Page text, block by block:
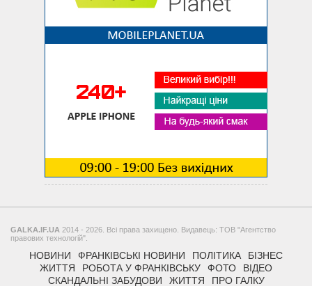
GALKA.IF.UA 2014 - 2026. Всі права захищено. Видавець: ТОВ "Агентство
правових технологій".
НОВИНИ ФРАНКІВСЬКІ НОВИНИ ПОЛІТИКА
БІЗНЕС
ЖИТТЯ
РОБОТА У ФРАНКІВСЬКУ ФОТО
ВІДЕО
СКАНДАЛЬНІ ЗАБУДОВИ
ЖИТТЯ ПРО ГАЛКУ